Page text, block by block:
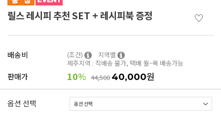
릴스 레시피 추천 SET + 레시피북 증정 ♡
배송비 (조건)
지역별
제주지역 : 직배송 불가, 택배 월~목 배송가능
판매가 10% 44,50040,000원
옵션 선택